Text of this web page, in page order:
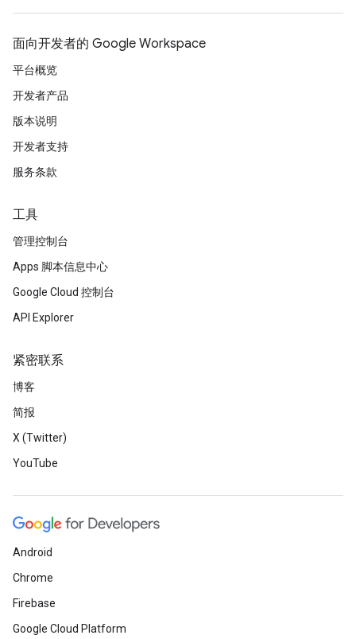
面向开发者的 Google Workspace
平台概览
开发者产品
版本说明
开发者支持
服务条款
工具
管理控制台
Apps 脚本信息中心
Google Cloud 控制台
API Explorer
紧密联系
博客
简报
X (Twitter)
YouTube
Android
Chrome
Firebase
Google Cloud Platform